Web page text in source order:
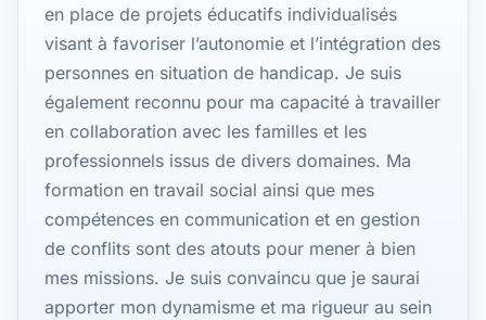
en place de projets éducatifs individualisés
visant à favoriser l’autonomie et l’intégration des
personnes en situation de handicap. Je suis
également reconnu pour ma capacité à travailler
en collaboration avec les familles et les
professionnels issus de divers domaines. Ma
formation en travail social ainsi que mes
compétences en communication et en gestion
de conflits sont des atouts pour mener à bien
mes missions. Je suis convaincu que je saurai
apporter mon dynamisme et ma rigueur au sein